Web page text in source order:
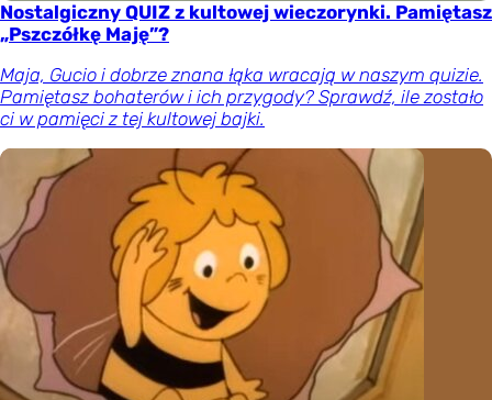
Nostalgiczny QUIZ z kultowej wieczorynki. Pamiętasz
„Pszczółkę Maję”?
Maja, Gucio i dobrze znana łąka wracają w naszym quizie.
Pamiętasz bohaterów i ich przygody? Sprawdź, ile zostało
ci w pamięci z tej kultowej bajki.